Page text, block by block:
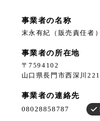
事業者の名称
末永有紀（販売責任者）
事業者の所在地
〒7594102
山口県長門市西深川
事業者の連絡先